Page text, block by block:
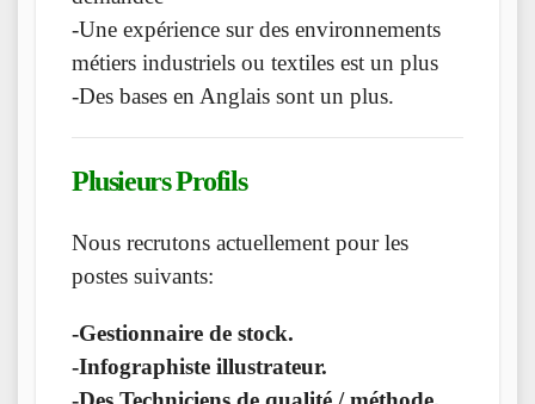
-Une expérience sur des environnements
métiers industriels ou textiles est un plus
-Des bases en Anglais sont un plus.
Plusieurs Profils
Nous recrutons actuellement pour les
postes suivants:
-Gestionnaire de stock.
-Infographiste illustrateur.